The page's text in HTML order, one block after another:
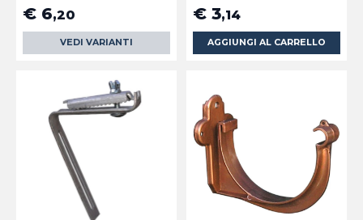
€ 6,20
VEDI VARIANTI
€ 3,14
AGGIUNGI AL CARRELLO